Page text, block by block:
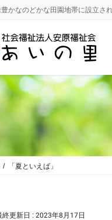
かなのどかな田園地帯に設立さ
「夏といえば」
終更新日 : 2023年8月17日